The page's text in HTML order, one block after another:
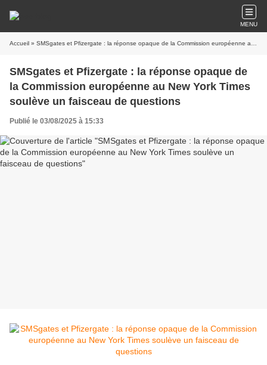
MENU
Accueil » SMSgates et Pfizergate : la réponse opaque de la Commission européenne au New York Times soulève un faisceau de questions
SMSgates et Pfizergate : la réponse opaque de
la Commission européenne au New York Times
soulève un faisceau de questions
Publié le 03/08/2025 à 15:33